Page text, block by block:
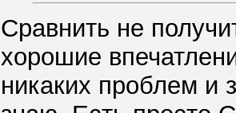
Сравнить не
хорошие
никаких проблем и